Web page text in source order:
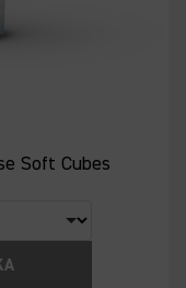
Soft Cubes